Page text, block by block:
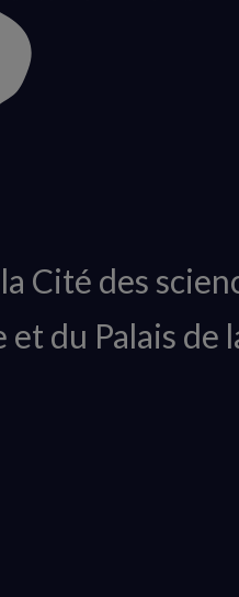
Cité des
du Palais de